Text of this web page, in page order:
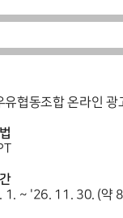
유협동조합 온라인 광
1. ~ '26. 11. 30. (약 8